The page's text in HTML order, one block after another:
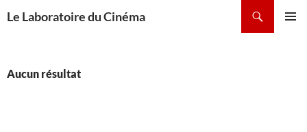
principal
Le Laboratoire du Cinéma
Aucun résultat